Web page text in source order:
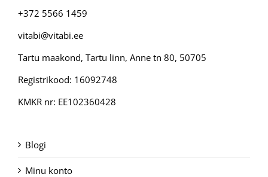
+372 5566 1459
vitabi@vitabi.ee
Tartu maakond, Tartu linn, Anne tn 80, 50705
Registrikood: 16092748
KMKR nr: EE102360428
Blogi
Minu konto